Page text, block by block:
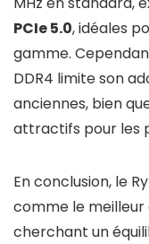
PCIe 5.0, idéales
gamme.
DDR4 limite son
anciennes, bien
attractifs pour les
En conclusion, le
comme le meilleur
cherchant un